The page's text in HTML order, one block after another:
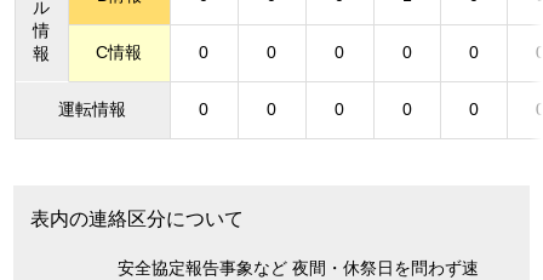
ル
情
報
C情報 0 0 0 0 0
運転情報 0 0 0 0 0
表内の連絡区分について
安全協定報告事象など 夜間・休祭日を問わず速